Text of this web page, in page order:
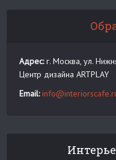
Адрес:г. Москва, ул.
Центр дизайна ARTPLAY
Email: